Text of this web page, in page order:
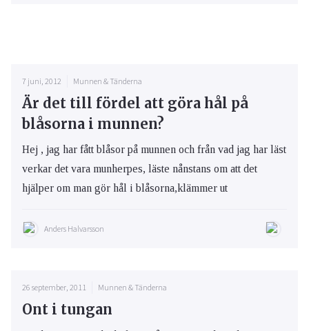
7 juni, 2012 Munnen & Tänderna
Är det till fördel att göra hål på
blåsorna i munnen?
Hej , jag har fått blåsor på munnen och från vad jag har läst
verkar det vara munherpes, läste nånstans om att det
hjälper om man gör hål i blåsorna,klämmer ut
Anders Halvarsson
26 september, 2011 Munnen & Tänderna
Ont i tungan